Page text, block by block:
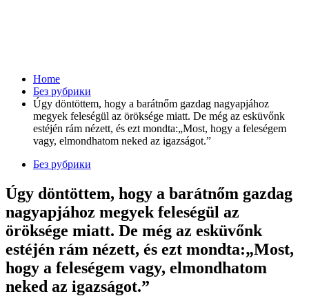
Home
Без рубрики
Úgy döntöttem, hogy a barátnőm gazdag nagyapjához
megyek feleségül az öröksége miatt. De még az esküvőnk
estéjén rám nézett, és ezt mondta:„Most, hogy a feleségem
vagy, elmondhatom neked az igazságot.”
Без рубрики
Úgy döntöttem, hogy a barátnőm gazdag
nagyapjához megyek feleségül az
öröksége miatt. De még az esküvőnk
estéjén rám nézett, és ezt mondta:„Most,
hogy a feleségem vagy, elmondhatom
neked az igazságot.”